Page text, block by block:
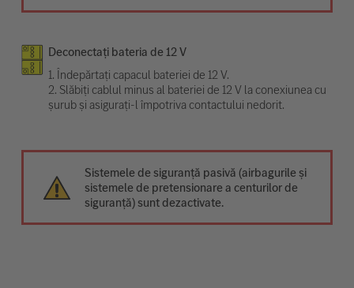
Deconectați bateria de 12 V
1. Îndepărtați capacul bateriei de 12 V.
2. Slăbiți cablul minus al bateriei de 12 V la conexiunea cu
șurub și asigurați-l împotriva contactului nedorit.
Sistemele de siguranță pasivă (airbagurile și
sistemele de pretensionare a centurilor de
siguranță) sunt dezactivate.